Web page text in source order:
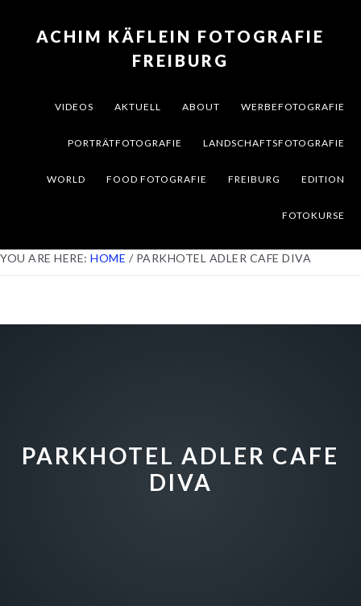
ACHIM KÄFLEIN FOTOGRAFIE
FREIBURG
VIDEOS AKTUELL ABOUT WERBEFOTOGRAFIE
PORTRÄTFOTOGRAFIE LANDSCHAFTSFOTOGRAFIE
WORLD FOOD FOTOGRAFIE FREIBURG EDITION
FOTOKURSE
YOU ARE HERE: HOME / PARKHOTEL ADLER CAFE DIVA
PARKHOTEL ADLER CAFE
DIVA